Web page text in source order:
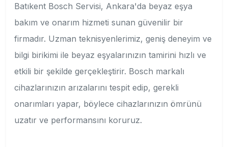
Batıkent Bosch Servisi, Ankara'da beyaz eşya
bakım ve onarım hizmeti sunan güvenilir bir
firmadır. Uzman teknisyenlerimiz, geniş deneyim ve
bilgi birikimi ile beyaz eşyalarınızın tamirini hızlı ve
etkili bir şekilde gerçekleştirir. Bosch markalı
cihazlarınızın arızalarını tespit edip, gerekli
onarımları yapar, böylece cihazlarınızın ömrünü
uzatır ve performansını koruruz.